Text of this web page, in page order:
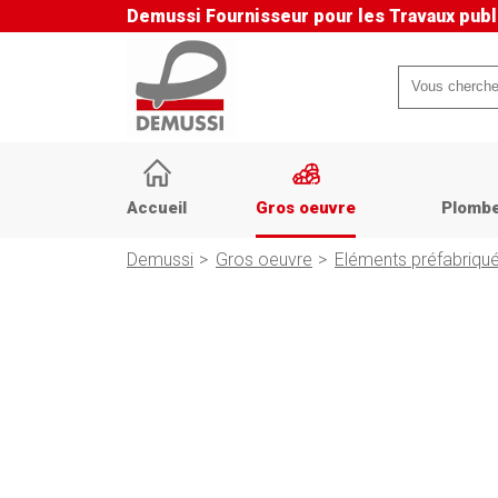
Demussi Fournisseur pour les Travaux
Mots-
clés
Aller
contenu
Accueil Gros oeuvre
Demussi Gros oeuvre Eléments